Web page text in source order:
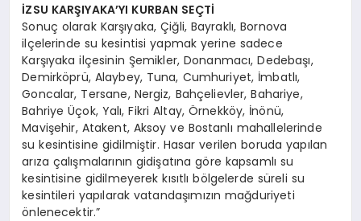
İZSU KARŞIYAKA’YI KURBAN SEÇTİ
Sonuç olarak Karşıyaka, Çiğli, Bayraklı, Bornova
ilçelerinde su kesintisi yapmak yerine sadece
Karşıyaka ilçesinin Şemikler, Donanmacı, Dedebaşı,
Demirköprü, Alaybey, Tuna, Cumhuriyet, İmbatlı,
Goncalar, Tersane, Nergiz, Bahçelievler, Bahariye,
Bahriye Üçok, Yalı, Fikri Altay, Örnekköy, İnönü,
Mavişehir, Atakent, Aksoy ve Bostanlı mahallelerinde
su kesintisine gidilmiştir. Hasar verilen boruda yapılan
arıza çalışmalarının gidişatına göre kapsamlı su
kesintisine gidilmeyerek kısıtlı bölgelerde süreli su
kesintileri yapılarak vatandaşımızın mağduriyeti
önlenecektir.”